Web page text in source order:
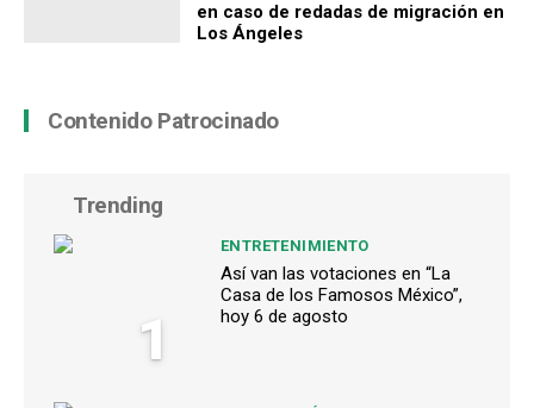
en caso de redadas de migración en
Los Ángeles
Contenido Patrocinado
Trending
1
ENTRETENIMIENTO
Así van las votaciones en “La
Casa de los Famosos México”,
hoy 6 de agosto